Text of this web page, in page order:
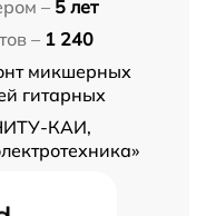
– 5 лет
– 1 240
микшерных
гитарных
КАИ,